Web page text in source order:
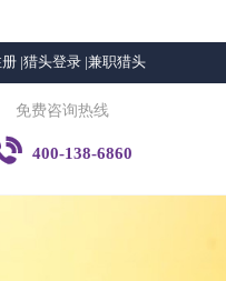
|猎头登录 |兼职猎头
免费咨询热线
400-138-6860